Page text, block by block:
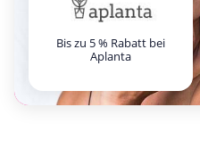
Bis zu 5 % Rabatt bei
Aplanta